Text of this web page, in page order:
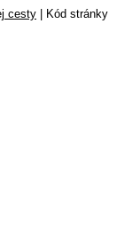
cesty
Kód stránky